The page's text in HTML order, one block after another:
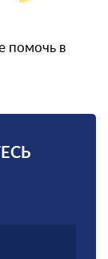
помочь в